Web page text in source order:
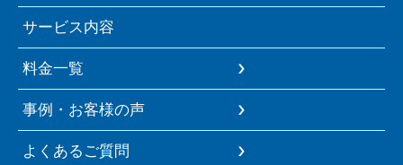
サービス内容
料金一覧
事例・お客様の声
よくあるご質問